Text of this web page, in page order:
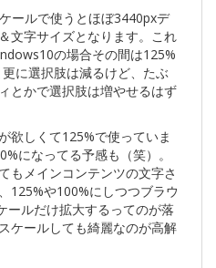
ールで使うとほぼ3440pxデ
文字サイズとなります。これ
の場合その間は125%
に選択肢は減るけど、たぶ
とかで選択肢は増やせるはず
欲しくて125%で使っていま
になってる予感も（笑）。
もメインコンテンツの文字さ
125%や100%にしつつブラウ
ールだけ拡大するってのが落
ケールしても綺麗なのが高解